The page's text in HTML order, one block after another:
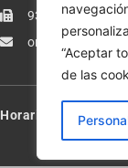
“Aceptar
de las
933113005
Horario: Lun-Vie de